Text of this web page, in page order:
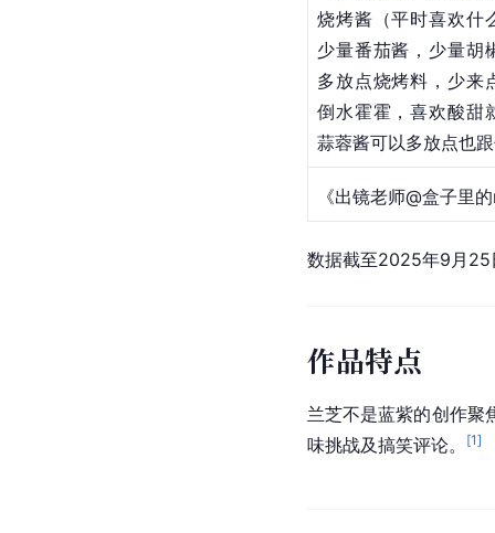
烧烤酱（平时喜欢什
少量番茄酱，少量胡
多放点烧烤料，少来
倒水霍霍，喜欢酸甜
蒜蓉酱可以多放点也
《出镜老师@盒子里
数据截至2025年9月25
作品特点
兰芝不是蓝紫的创作聚
味挑战及搞笑评论。
[1]